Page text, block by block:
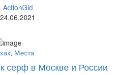
ActionGid
24.06.2021
, Места
серф в Москве и России